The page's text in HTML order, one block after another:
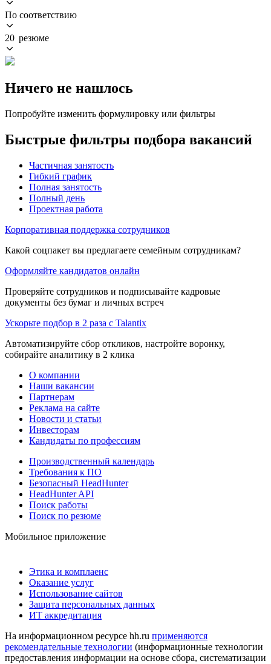
По соответствию
20 резюме
Ничего не нашлось
Попробуйте изменить формулировку или фильтры
Быстрые фильтры подбора вакансий
Частичная занятость
Гибкий график
Полная занятость
Полный день
Проектная работа
Корпоративная поддержка сотрудников
Какой соцпакет вы предлагаете семейным сотрудникам?
Оформляйте кандидатов онлайн
Проверяйте сотрудников и подписывайте кадровые
документы без бумаг и личных встреч
Ускорьте подбор в 2 раза с Talantix
Автоматизируйте сбор откликов, настройте воронку,
собирайте аналитику в 2 клика
О компании
Наши вакансии
Партнерам
Реклама на сайте
Новости и статьи
Инвесторам
Кандидаты по профессиям
Производственный календарь
Требования к ПО
Безопасный HeadHunter
HeadHunter API
Поиск работы
Поиск по резюме
Мобильное приложение
Этика и комплаенс
Оказание услуг
Использование сайтов
Защита персональных данных
ИТ аккредитация
На информационном ресурсе hh.ru применяются
рекомендательные технологии (информационные технологии
предоставления информации на основе сбора, систематизации